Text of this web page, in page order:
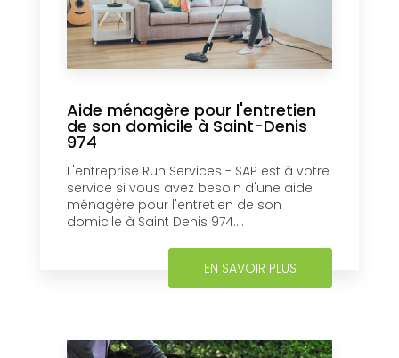
Aide ménagère pour l'entretien
de son domicile à Saint-Denis
974
L'entreprise Run Services - SAP est à votre
service si vous avez besoin d'une aide
ménagère pour l'entretien de son
domicile à Saint Denis 974....
EN SAVOIR PLUS